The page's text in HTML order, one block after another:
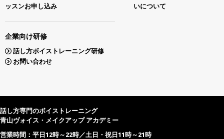
ッスンお申し込み
いについて
企業向け研修
話し方ボイストレーニング研修
お問い合わせ
話し方専門のボイストレーニング
青山ヴォイス・メイクアップ アカデミー
営業時間：平日12時～22時／土日・祝日11時～21時